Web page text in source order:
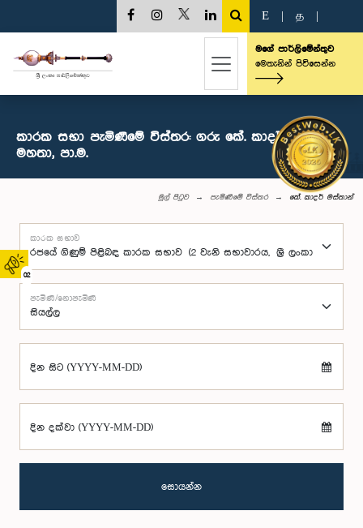
02
E த
මගේ පාර්ලිමේන්තුව
මෙතැනින් පිවිසෙන්න
කාරක සභා පැමිණීමේ විස්තර: ගරු ‍කේ. කාදර් මස්තාන්
මහතා, පා.ම.
මුල් පිටුව පැමිණීමේ විස්තර ‍කේ. කාදර් මස්තාන්
කාරක සභාව
පැමිණි/නොපැමිණි
දින සිට (YYYY-MM-DD)
දින දක්වා (YYYY-MM-DD)
සොයන්න